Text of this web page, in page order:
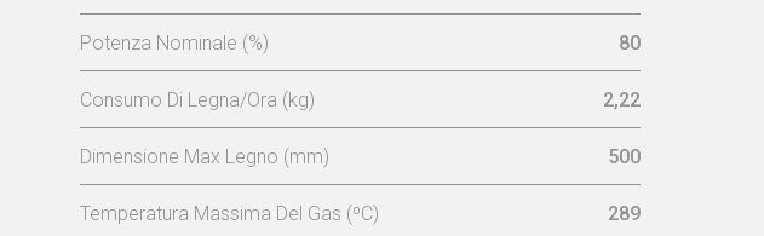
Potenza Nominale (%) 80
Consumo Di Legna/Ora (kg) 2,22
Dimensione Max Legno (mm) 500
Temperatura Massima Del Gas (ºC) 289